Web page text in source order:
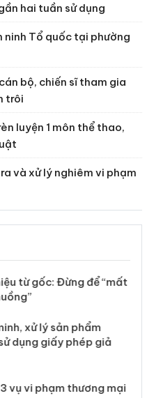
hai tuần sử dụng
ninh Tổ quốc tại phường
bộ, chiến sĩ tham gia
trôi
luyện 1 môn thể thao,
và xử lý nghiêm vi phạm
hiệu từ gốc: Đừng để
làm chuồng”
dụng giấy phép giả